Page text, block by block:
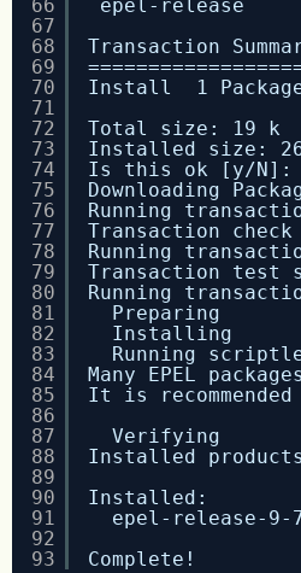
66
67
68
69
70
71
72
73
74
75
76
77
78
79
80
81
82
83
84
85
86
87
88
89
90
91
92
93
epel-release
Transaction
Install  1
Total size: 19 k
Installed size:
Is this ok [y/N]:
Downloading
Running
Transaction check
Running
Transaction test
Running
Preparing
Installing
Running
Many EPEL
It is
Verifying
Installed
Installed:
Complete!